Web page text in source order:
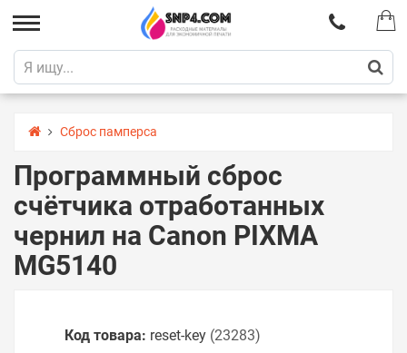
Сброс памперса
Программный сброс
счётчика отработанных
чернил на Canon PIXMA
MG5140
Код товара: reset-key (23283)